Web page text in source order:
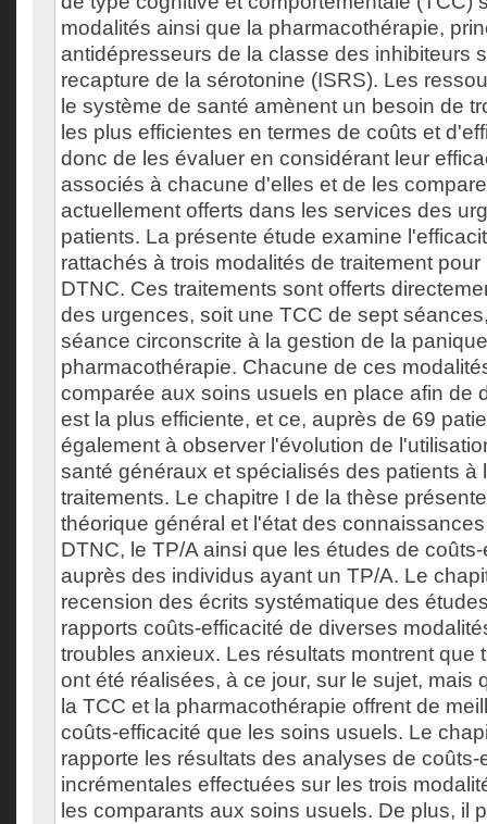
modalités ainsi que la pharmacothérapie,
antidépresseurs de la classe des inhibiteurs
recapture de la sérotonine (ISRS). Les
le système de santé amènent un besoin de
les plus efficientes en termes de coûts et
donc de les évaluer en considérant leur
associés à chacune d'elles et de les
actuellement offerts dans les services des
patients. La présente étude examine
rattachés à trois modalités de traitement
DTNC. Ces traitements sont offerts
des urgences, soit une TCC de sept
séance circonscrite à la gestion de la
pharmacothérapie. Chacune de ces
comparée aux soins usuels en place afin de
est la plus efficiente, et ce, auprès de 69
également à observer l'évolution de
santé généraux et spécialisés des patients à
traitements. Le chapitre I de la thèse
théorique général et l'état des
DTNC, le TP/A ainsi que les études de
auprès des individus ayant un TP/A. Le
recension des écrits systématique des
rapports coûts-efficacité de diverses
troubles anxieux. Les résultats montrent que
ont été réalisées, à ce jour, sur le sujet, mais
la TCC et la pharmacothérapie offrent de
coûts-efficacité que les soins usuels. Le
rapporte les résultats des analyses de coûts-
incrémentales effectuées sur les trois
les comparants aux soins usuels. De plus, il